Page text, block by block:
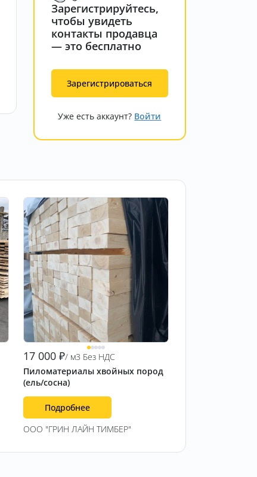
Зарегистрируйтесь,
чтобы увидеть
контакты продавца
— это бесплатно
Зарегистрироваться
Уже есть аккаунт? Войти
17 000 ₽/ м3 Без НДС
Пиломатериалы хвойных пород
(ель/сосна)
Подробнее
ООО "ГРИН ЛАЙН ТИМБЕР"